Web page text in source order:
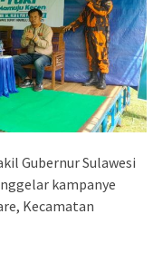
Gubernur Sulawesi
kampanye
Kecamatan